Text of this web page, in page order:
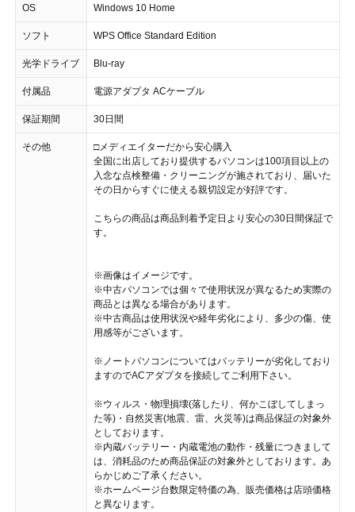
OS Windows 10 Home
ソフト WPS Office Standard Edition
光学ドライブ Blu-ray
付属品 電源アダプタ ACケーブル
保証期間 30日間
その他
□メディエイターだから安心購入
全国に出店しており提供するパソコンは100項目以上の
入念な点検整備・クリーニングが施されており、届いた
その日からすぐに使える親切設定が好評です。
こちらの商品は商品到着予定日より安心の30日間保証で
す。
※画像はイメージです。
※中古パソコンでは個々で使用状況が異なるため実際の
商品とは異なる場合があります。
※中古商品は使用状況や経年劣化により、多少の傷、使
用感等がございます。
※ノートパソコンについてはバッテリーが劣化しており
ますのでACアダプタを接続してご利用下さい。
※ウィルス・物理損壊(落したり、何かこぼしてしまっ
た等)・自然災害(地震、雷、火災等)は商品保証の対象外
としております。
※内蔵バッテリー・内蔵電池の動作・残量につきまして
は、消耗品のため商品保証の対象外としております。あ
らかじめご了承ください。
※ホームページ台数限定特価の為、販売価格は店頭価格
と異なります。